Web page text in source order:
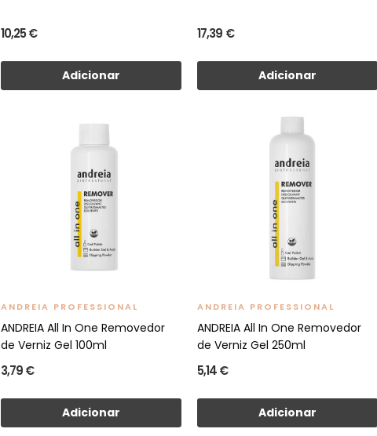
10,25 €
Adicionar
17,39 €
Adicionar
ANDREIA PROFESSIONAL
ANDREIA All In One Removedor
de Verniz Gel 100ml
3,79 €
Adicionar
ANDREIA PROFESSIONAL
ANDREIA All In One Removedor
de Verniz Gel 250ml
5,14 €
Adicionar